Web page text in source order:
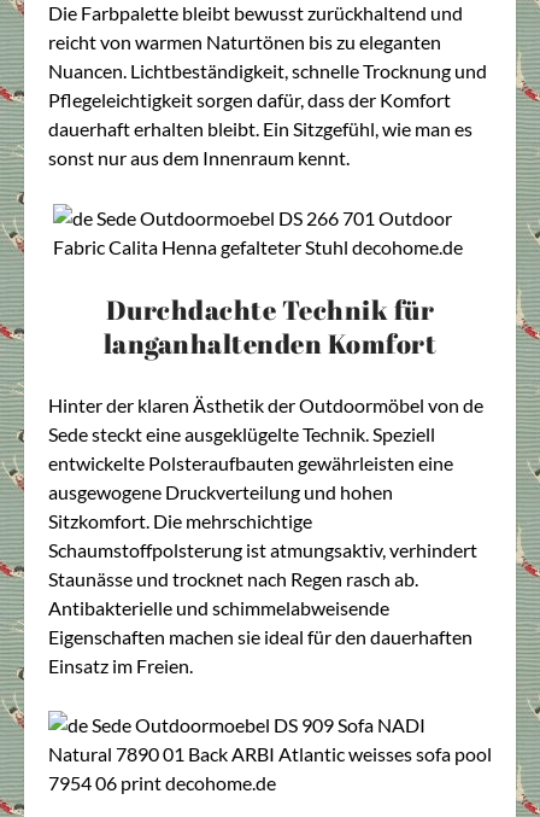
Die Farbpalette bleibt bewusst zurückhaltend und
reicht von warmen Naturtönen bis zu eleganten
Nuancen. Lichtbeständigkeit, schnelle Trocknung und
Pflegeleichtigkeit sorgen dafür, dass der Komfort
dauerhaft erhalten bleibt. Ein Sitzgefühl, wie man es
sonst nur aus dem Innenraum kennt.
Durchdachte Technik für
langanhaltenden Komfort
Hinter der klaren Ästhetik der Outdoormöbel von de
Sede steckt eine ausgeklügelte Technik. Speziell
entwickelte Polsteraufbauten gewährleisten eine
ausgewogene Druckverteilung und hohen
Sitzkomfort. Die mehrschichtige
Schaumstoffpolsterung ist atmungsaktiv, verhindert
Staunässe und trocknet nach Regen rasch ab.
Antibakterielle und schimmelabweisende
Eigenschaften machen sie ideal für den dauerhaften
Einsatz im Freien.